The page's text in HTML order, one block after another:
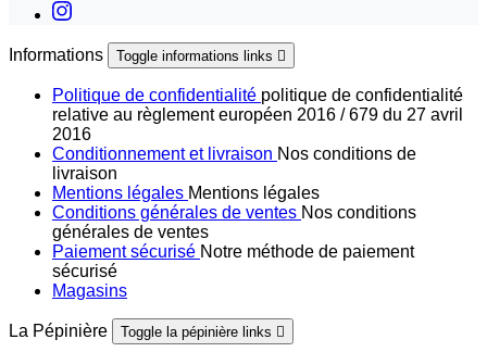
Informations Toggle informations links 
Politique de confidentialité politique de confidentialité
relative au règlement européen 2016 / 679 du 27 avril
2016
Conditionnement et livraison Nos conditions de
livraison
Mentions légales Mentions légales
Conditions générales de ventes Nos conditions
générales de ventes
Paiement sécurisé Notre méthode de paiement
sécurisé
Magasins
La Pépinière Toggle la pépinière links 